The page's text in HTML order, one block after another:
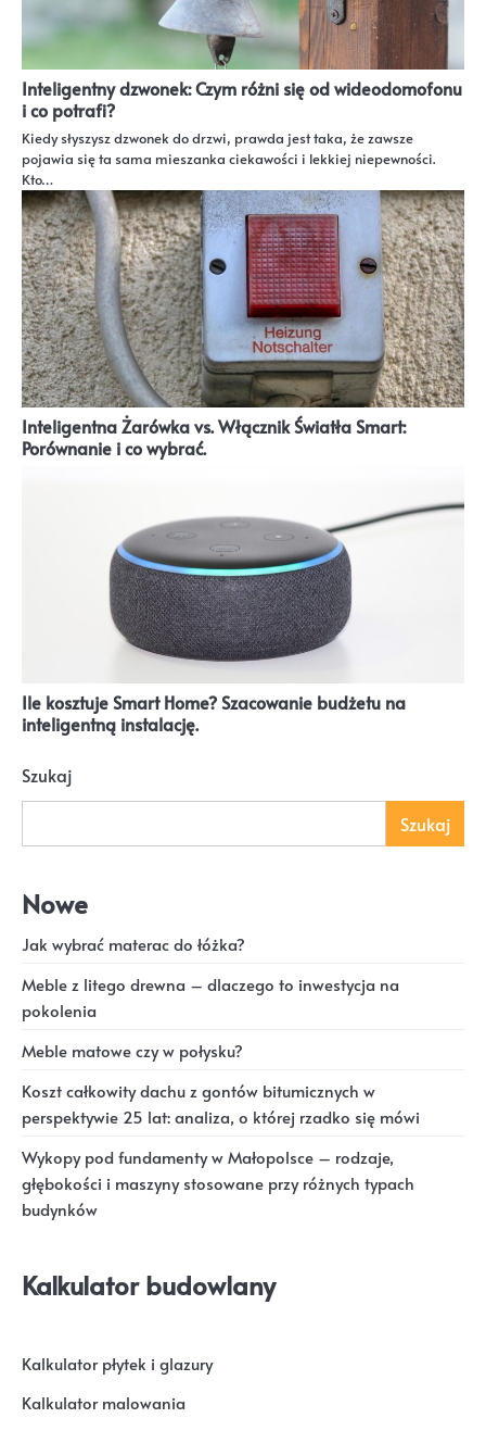
Inteligentny dzwonek: Czym różni się od wideodomofonu
i co potrafi?
Kiedy słyszysz dzwonek do drzwi, prawda jest taka, że zawsze
pojawia się ta sama mieszanka ciekawości i lekkiej niepewności.
Kto…
Inteligentna Żarówka vs. Włącznik Światła Smart:
Porównanie i co wybrać.
Ile kosztuje Smart Home? Szacowanie budżetu na
inteligentną instalację.
Szukaj
Szukaj
Nowe
Jak wybrać materac do łóżka?
Meble z litego drewna – dlaczego to inwestycja na
pokolenia
Meble matowe czy w połysku?
Koszt całkowity dachu z gontów bitumicznych w
perspektywie 25 lat: analiza, o której rzadko się mówi
Wykopy pod fundamenty w Małopolsce – rodzaje,
głębokości i maszyny stosowane przy różnych typach
budynków
Kalkulator budowlany
Kalkulator płytek i glazury
Kalkulator malowania